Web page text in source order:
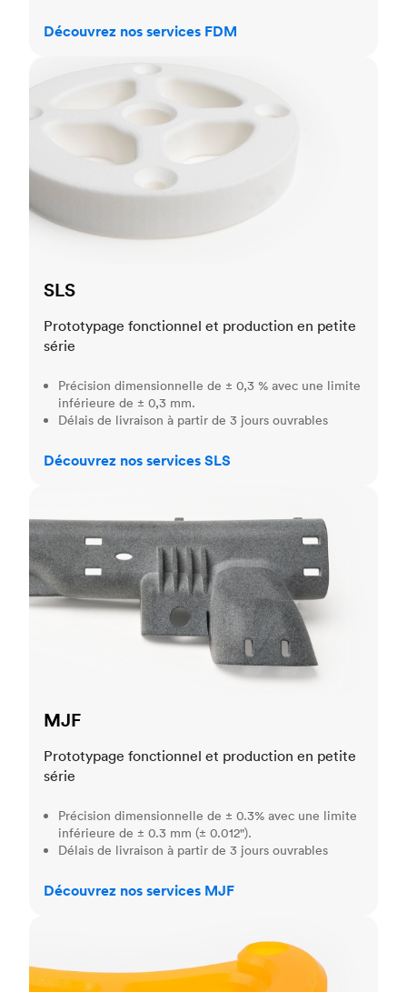
Découvrez nos services FDM
SLS
Prototypage fonctionnel et production en petite
série
Précision dimensionnelle de ± 0,3 % avec une limite
inférieure de ± 0,3 mm.
Délais de livraison à partir de 3 jours ouvrables
Découvrez nos services SLS
MJF
Prototypage fonctionnel et production en petite
série
Précision dimensionnelle de ± 0.3% avec une limite
inférieure de ± 0.3 mm (± 0.012").
Délais de livraison à partir de 3 jours ouvrables
Découvrez nos services MJF